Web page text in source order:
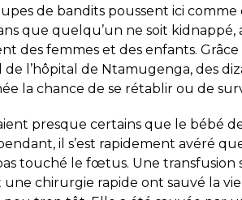
de bandits poussent ici comme
que quelqu’un ne soit
des femmes et des enfants.
l’hôpital de Ntamugenga, des
la chance de se rétablir ou de
presque certains que le bébé
il s’est rapidement avéré
touché le fœtus. Une transfusion
une chirurgie rapide ont sauvé la